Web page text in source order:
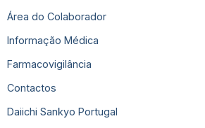
Área do Colaborador
Informação Médica
Farmacovigilância
Contactos
Daiichi Sankyo Portugal